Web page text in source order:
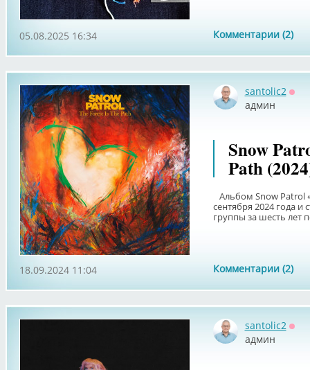
Комментарии (2)
05.08.2025 16:34
santolic2
админ
Snow
Path
Альбом Snow Patrol
сентября 2024 года
группы за шесть лет
Комментарии (2)
18.09.2024 11:04
santolic2
админ